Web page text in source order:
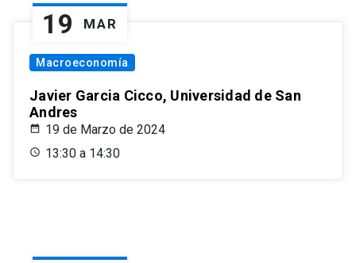
19 MAR
Macroeconomía
Javier Garcia Cicco, Universidad de San
Andres
19 de Marzo de 2024
13:30 a 14:30